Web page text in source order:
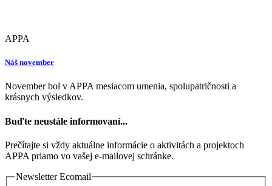
APPA
Náš november
November bol v APPA mesiacom umenia, spolupatričnosti a
krásnych výsledkov.
Buďte neustále informovaní...
Prečítajte si vždy aktuálne informácie o aktivitách a projektoch
APPA priamo vo vašej e-mailovej schránke.
Newsletter Ecomail